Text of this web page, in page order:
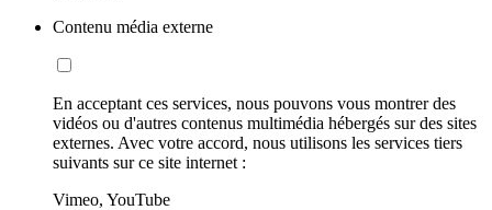
Contenu média externe
En acceptant ces services, nous pouvons vous montrer des
vidéos ou d'autres contenus multimédia hébergés sur des sites
externes. Avec votre accord, nous utilisons les services tiers
suivants sur ce site internet :
Vimeo, YouTube